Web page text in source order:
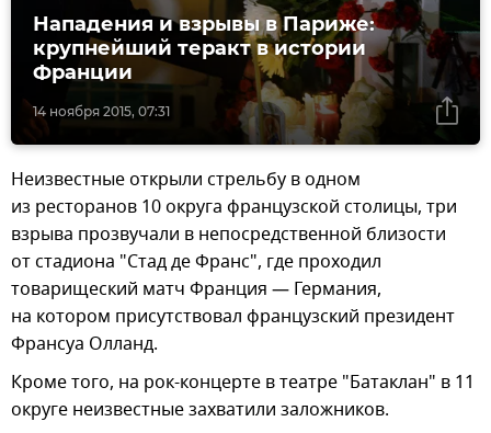
14 ноября 2015, 07:31
Нападения и взрывы в Париже:
крупнейший теракт в истории
Франции
Неизвестные открыли стрельбу в одном
из ресторанов 10 округа французской столицы, три
взрыва прозвучали в непосредственной близости
от стадиона "Стад де Франс", где проходил
товарищеский матч Франция — Германия,
на котором присутствовал французский президент
Франсуа Олланд.
Кроме того, на рок-концерте в театре "Батаклан" в 11
округе неизвестные захватили заложников.